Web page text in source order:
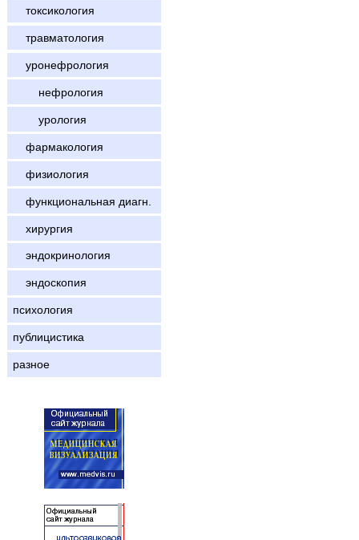
токсикология
травматология
уронефрология
нефрология
урология
фармакология
физиология
функциональная диагн.
хирургия
эндокринология
эндоскопия
психология
публицистика
разное